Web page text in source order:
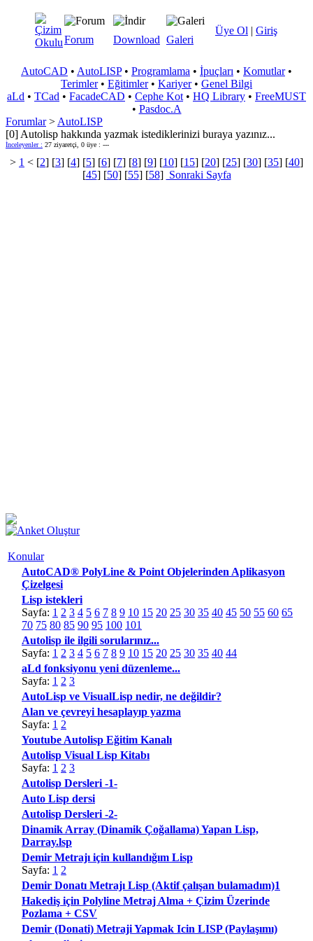
Üye Ol | Giriş
Forum Download Galeri
AutoCAD • AutoLISP• Programlama • İpuçları • Komutlar•
Terimler• Eğitimler• Kariyer• Genel Bilgi
aLd • TCad • FacadeCAD • Cephe Kot • HQ Library • FreeMUST
• Pasdoc.A
Forumlar> AutoLISP
[0] Autolisp hakkında yazmak istediklerinizi buraya yazınız...
İnceleyenler : 27 ziyaretçi, 0 üye : ---
> 1 < [2] [3] [4] [5] [6] [7] [8] [9] [10] [15] [20] [25] [30] [35] [40]
[45] [50] [55] [58] Sonraki Sayfa
Konular
AutoCAD® PolyLine & Point Objelerinden Aplikasyon
Çizelgesi
Lisp istekleri
Sayfa: 1 2 3 4 5 6 7 8 9 10 15 20 25 30 35 40 45 50 55 60 65
70 75 80 85 90 95 100 101
Autolisp ile ilgili sorularınız...
Sayfa: 1 2 3 4 5 6 7 8 9 10 15 20 25 30 35 40 44
aLd fonksiyonu yeni düzenleme...
Sayfa: 1 2 3
AutoLisp ve VisualLisp nedir, ne değildir?
Alan ve çevreyi hesaplayıp yazma
Sayfa: 1 2
Youtube Autolisp Eğitim Kanalı
Autolisp Visual Lisp Kitabı
Sayfa: 1 2 3
Autolisp Dersleri -1-
Auto Lisp dersi
Autolisp Dersleri -2-
Dinamik Array (Dinamik Çoğallama) Yapan Lisp,
Darray.lsp
Demir Metrajı için kullandığım Lisp
Sayfa: 1 2
Demir Donatı Metrajı Lisp (Aktif çalışan bulamadım)1
Hakediş için Polyline Metraj Alma + Çizim Üzerinde
Pozlama + CSV
Demir (Donati) Metraji Yapmak Icin LISP (Paylaşımı)